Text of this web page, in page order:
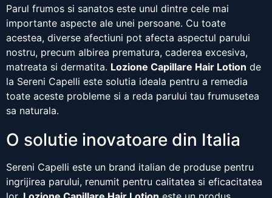
Parul frumos si sanatos este unul dintre cele mai
importante aspecte ale unei persoane. Cu toate
acestea, diverse afectiuni pot afecta aspectul parului
nostru, precum albirea prematura, caderea excesiva,
matreata si dermatita. Lozione Capillare Hair Lotion de
la Sereni Capelli este solutia ideala pentru a remedia
toate aceste probleme si a reda parului tau frumusetea
sa naturala.
O solutie inovatoare din Italia
Sereni Capelli este un brand italian de produse pentru
ingrijirea parului, renumit pentru calitatea si eficacitatea